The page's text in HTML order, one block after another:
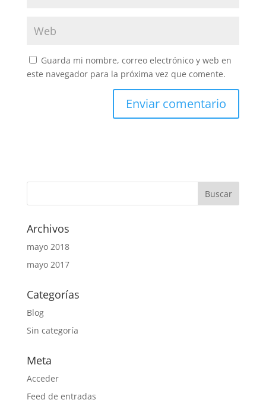
Guarda mi nombre, correo electrónico y web en
este navegador para la próxima vez que comente.
Archivos
mayo 2018
mayo 2017
Categorías
Blog
Sin categoría
Meta
Acceder
Feed de entradas